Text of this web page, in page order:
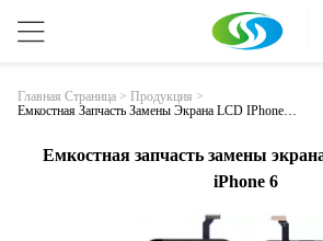
Главная Страница > Продукция >
Емкостная Запчасть Замены Экрана LCD IPhone Н
Емкостная запчасть замены
iPhone 6